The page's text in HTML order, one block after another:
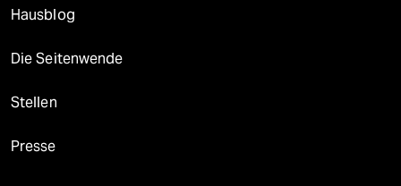
Hausblog
Die Seitenwende
Stellen
Presse